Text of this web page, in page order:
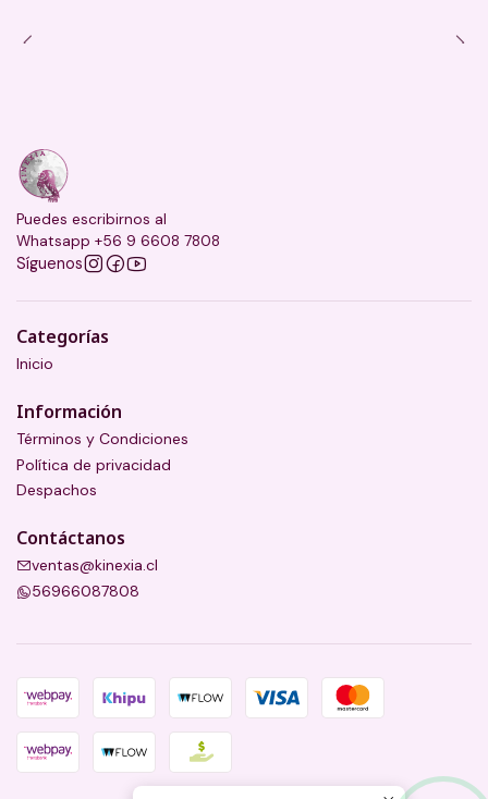
Puedes escribirnos al
Whatsapp +56 9 6608 7808
Síguenos
Categorías
Inicio
Información
Términos y Condiciones
Política de privacidad
Despachos
Contáctanos
ventas@kinexia.cl
56966087808